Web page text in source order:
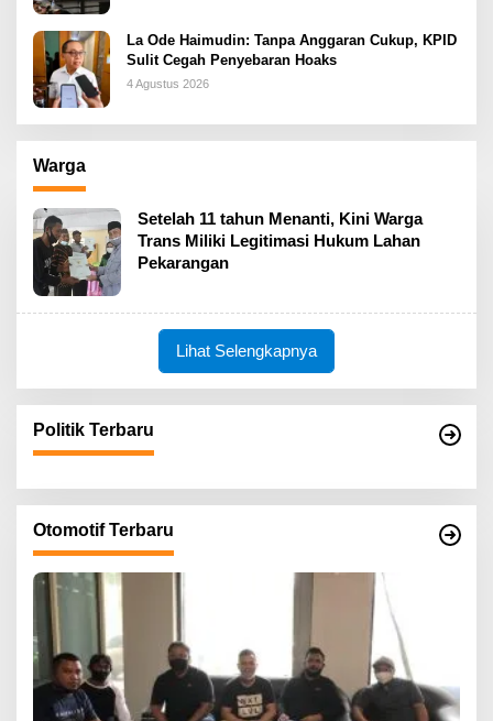
La Ode Haimudin: Tanpa Anggaran Cukup, KPID
Sulit Cegah Penyebaran Hoaks
4 Agustus 2026
Warga
Setelah 11 tahun Menanti, Kini Warga
Trans Miliki Legitimasi Hukum Lahan
Pekarangan
Lihat Selengkapnya
Politik Terbaru
Otomotif Terbaru